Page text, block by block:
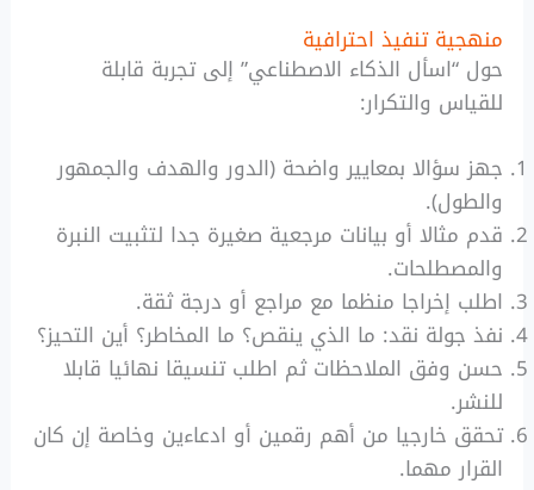
منهجية تنفيذ احترافية
حول “اسأل الذكاء الاصطناعي” إلى تجربة قابلة
للقياس والتكرار:
جهز سؤالا بمعايير واضحة (الدور والهدف والجمهور
والطول).
قدم مثالا أو بيانات مرجعية صغيرة جدا لتثبيت النبرة
والمصطلحات.
اطلب إخراجا منظما مع مراجع أو درجة ثقة.
نفذ جولة نقد: ما الذي ينقص؟ ما المخاطر؟ أين التحيز؟
حسن وفق الملاحظات ثم اطلب تنسيقا نهائيا قابلا
للنشر.
تحقق خارجيا من أهم رقمين أو ادعاءين وخاصة إن كان
القرار مهما.